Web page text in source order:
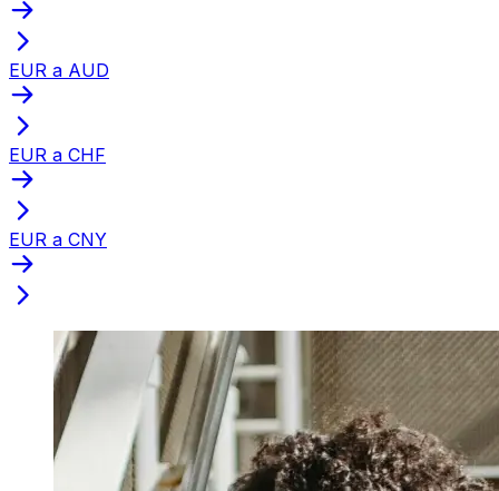
EUR a AUD
EUR a CHF
EUR a CNY